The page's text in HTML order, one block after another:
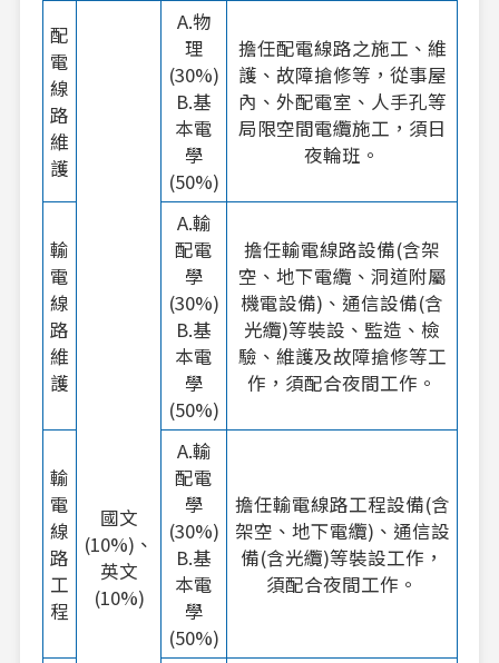
配
電
線
路
維
護
國文
(10%)、
英文
(10%)
A.物
理
(30%)
B.基
本電
學
(50%)
擔任配電線路之施工、維
護、故障搶修等，從事屋
內、外配電室、人手孔等
局限空間電纜施工，須日
夜輪班。
輸
電
線
路
維
護
A.輸
配電
學
(30%)
B.基
本電
學
(50%)
擔任輸電線路設備(含架
空、地下電纜、洞道附屬
機電設備)、通信設備(含
光纜)等裝設、監造、檢
驗、維護及故障搶修等工
作，須配合夜間工作。
輸
電
線
路
工
程
A.輸
配電
學
(30%)
B.基
本電
學
(50%)
擔任輸電線路工程設備(含
架空、地下電纜)、通信設
備(含光纜)等裝設工作，
須配合夜間工作。